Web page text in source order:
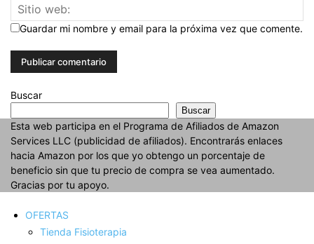
Guardar mi nombre y email para la próxima vez que comente.
Buscar
Buscar
Esta web participa en el Programa de Afiliados de Amazon
Services LLC (publicidad de afiliados). Encontrarás enlaces
hacia Amazon por los que yo obtengo un porcentaje de
beneficio sin que tu precio de compra se vea aumentado.
Gracias por tu apoyo.
OFERTAS
Tienda Fisioterapia